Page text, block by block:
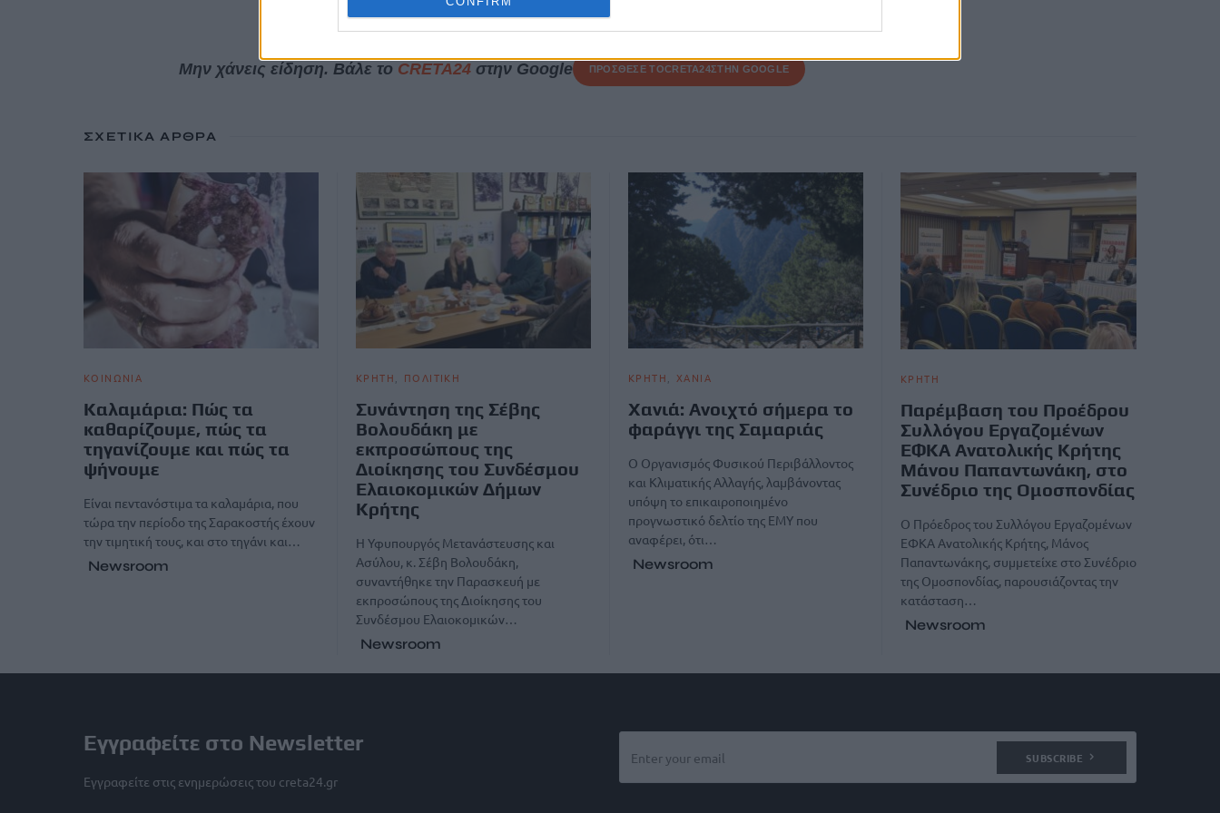
Μην χάνεις είδηση. Βάλε το CRETA24στην Google ΠΡΟΣΘΕΣΕ ΤΟCRETA24ΣΤΗΝ GOOGLE
ΣΧΕΤΙΚΆ ΆΡΘΡΑ
ΚΟΙΝΩΝΙΑ
Καλαμάρια: Πώς τα
καθαρίζουμε, πώς τα
τηγανίζουμε και πώς τα
ψήνουμε
Είναι πεντανόστιμα τα καλαμάρια, που
τώρα την περίοδο της Σαρακοστής έχουν
την τιμητική τους, και στο τηγάνι και…
Newsroom
ΚΡΗΤΗ ΠΟΛΙΤΙΚΗ
Συνάντηση της Σέβης
Βολουδάκη με
εκπροσώπους της
Διοίκησης του Συνδέσμου
Ελαιοκομικών Δήμων
Κρήτης
Η Υφυπουργός Μετανάστευσης και
Ασύλου, κ. Σέβη Βολουδάκη,
συναντήθηκε την Παρασκευή με
εκπροσώπους της Διοίκησης του
Συνδέσμου Ελαιοκομικών…
Newsroom
ΚΡΗΤΗ ΧΑΝΙΑ
Χανιά: Ανοιχτό σήμερα το
φαράγγι της Σαμαριάς
O Οργανισμός Φυσικού Περιβάλλοντος
και Κλιματικής Αλλαγής, λαμβάνοντας
υπόψη το επικαιροποιημένο
προγνωστικό δελτίο της ΕΜΥ που
αναφέρει, ότι…
Newsroom
ΚΡΗΤΗ
Παρέμβαση του Προέδρου
Συλλόγου Εργαζομένων
ΕΦΚΑ Ανατολικής Κρήτης
Μάνου Παπαντωνάκη, στο
Συνέδριο της Ομοσπονδίας
Ο Πρόεδρος του Συλλόγου Εργαζομένων
ΕΦΚΑ Ανατολικής Κρήτης, Μάνος
Παπαντωνάκης, συμμετείχε στο Συνέδριο
της Ομοσπονδίας, παρουσιάζοντας την
κατάσταση…
Newsroom
Εγγραφείτε στο Newsletter
Εγγραφείτε στις ενημερώσεις του creta24.gr
SUBSCRIBE